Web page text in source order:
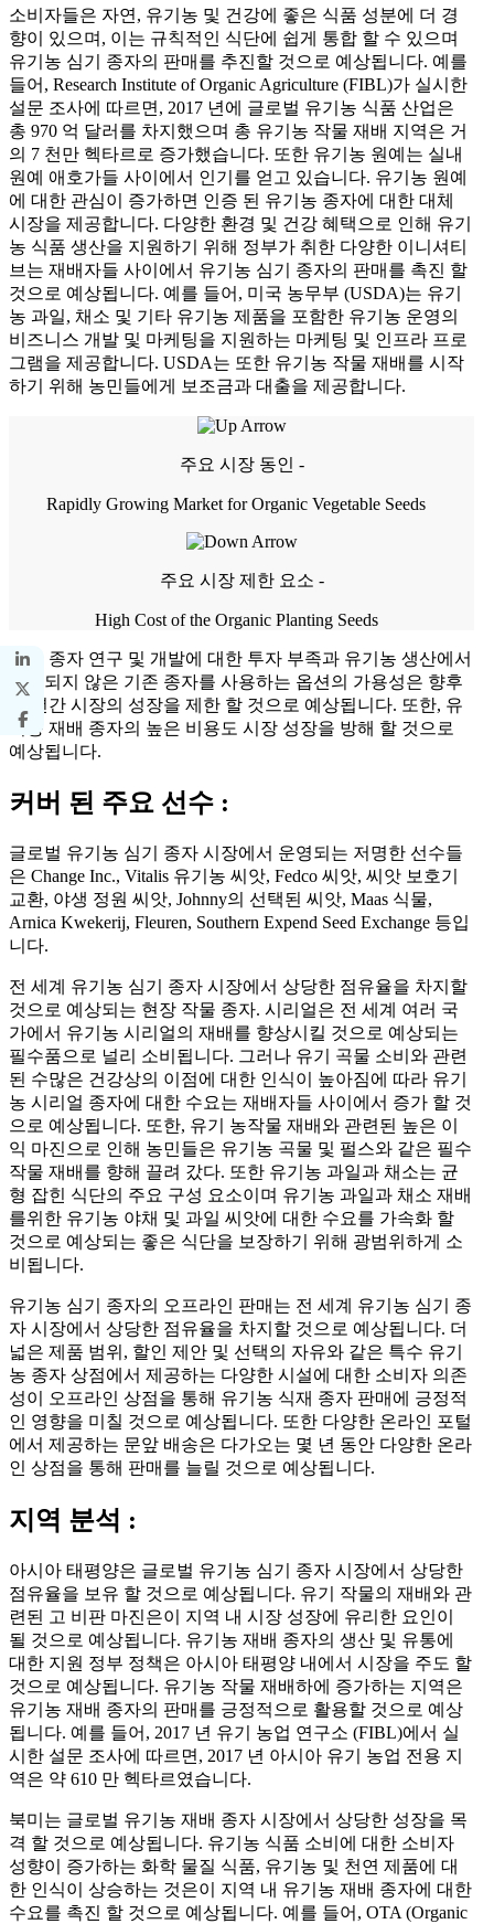
소비자들은 자연, 유기농 및 건강에 좋은 식품 성분에 더 경
향이 있으며, 이는 규칙적인 식단에 쉽게 통합 할 수 있으며
유기농 심기 종자의 판매를 추진할 것으로 예상됩니다. 예를
들어, Research Institute of Organic Agriculture (FIBL)가 실시한
설문 조사에 따르면, 2017 년에 글로벌 유기농 식품 산업은
총 970 억 달러를 차지했으며 총 유기농 작물 재배 지역은 거
의 7 천만 헥타르로 증가했습니다. 또한 유기농 원예는 실내
원예 애호가들 사이에서 인기를 얻고 있습니다. 유기농 원예
에 대한 관심이 증가하면 인증 된 유기농 종자에 대한 대체
시장을 제공합니다. 다양한 환경 및 건강 혜택으로 인해 유기
농 식품 생산을 지원하기 위해 정부가 취한 다양한 이니셔티
브는 재배자들 사이에서 유기농 심기 종자의 판매를 촉진 할
것으로 예상됩니다. 예를 들어, 미국 농무부 (USDA)는 유기
농 과일, 채소 및 기타 유기농 제품을 포함한 유기농 운영의
비즈니스 개발 및 마케팅을 지원하는 마케팅 및 인프라 프로
그램을 제공합니다. USDA는 또한 유기농 작물 재배를 시작
하기 위해 농민들에게 보조금과 대출을 제공합니다.
주요 시장 동인 -
Rapidly Growing Market for Organic Vegetable Seeds
주요 시장 제한 요소 -
High Cost of the Organic Planting Seeds
유기 종자 연구 및 개발에 대한 투자 부족과 유기농 생산에서
처리되지 않은 기존 종자를 사용하는 옵션의 가용성은 향후
몇 년간 시장의 성장을 제한 할 것으로 예상됩니다. 또한, 유
기농 재배 종자의 높은 비용도 시장 성장을 방해 할 것으로
예상됩니다.
커버 된 주요 선수 :
글로벌 유기농 심기 종자 시장에서 운영되는 저명한 선수들
은 Change Inc., Vitalis 유기농 씨앗, Fedco 씨앗, 씨앗 보호기
교환, 야생 정원 씨앗, Johnny의 선택된 씨앗, Maas 식물,
Arnica Kwekerij, Fleuren, Southern Expend Seed Exchange 등입
니다.
전 세계 유기농 심기 종자 시장에서 상당한 점유율을 차지할
것으로 예상되는 현장 작물 종자. 시리얼은 전 세계 여러 국
가에서 유기농 시리얼의 재배를 향상시킬 것으로 예상되는
필수품으로 널리 소비됩니다. 그러나 유기 곡물 소비와 관련
된 수많은 건강상의 이점에 대한 인식이 높아짐에 따라 유기
농 시리얼 종자에 대한 수요는 재배자들 사이에서 증가 할 것
으로 예상됩니다. 또한, 유기 농작물 재배와 관련된 높은 이
익 마진으로 인해 농민들은 유기농 곡물 및 펄스와 같은 필수
작물 재배를 향해 끌려 갔다. 또한 유기농 과일과 채소는 균
형 잡힌 식단의 주요 구성 요소이며 유기농 과일과 채소 재배
를위한 유기농 야채 및 과일 씨앗에 대한 수요를 가속화 할
것으로 예상되는 좋은 식단을 보장하기 위해 광범위하게 소
비됩니다.
유기농 심기 종자의 오프라인 판매는 전 세계 유기농 심기 종
자 시장에서 상당한 점유율을 차지할 것으로 예상됩니다. 더
넓은 제품 범위, 할인 제안 및 선택의 자유와 같은 특수 유기
농 종자 상점에서 제공하는 다양한 시설에 대한 소비자 의존
성이 오프라인 상점을 통해 유기농 식재 종자 판매에 긍정적
인 영향을 미칠 것으로 예상됩니다. 또한 다양한 온라인 포털
에서 제공하는 문앞 배송은 다가오는 몇 년 동안 다양한 온라
인 상점을 통해 판매를 늘릴 것으로 예상됩니다.
지역 분석 :
아시아 태평양은 글로벌 유기농 심기 종자 시장에서 상당한
점유율을 보유 할 것으로 예상됩니다. 유기 작물의 재배와 관
련된 고 비판 마진은이 지역 내 시장 성장에 유리한 요인이
될 것으로 예상됩니다. 유기농 재배 종자의 생산 및 유통에
대한 지원 정부 정책은 아시아 태평양 내에서 시장을 주도 할
것으로 예상됩니다. 유기농 작물 재배하에 증가하는 지역은
유기농 재배 종자의 판매를 긍정적으로 활용할 것으로 예상
됩니다. 예를 들어, 2017 년 유기 농업 연구소 (FIBL)에서 실
시한 설문 조사에 따르면, 2017 년 아시아 유기 농업 전용 지
역은 약 610 만 헥타르였습니다.
북미는 글로벌 유기농 재배 종자 시장에서 상당한 성장을 목
격 할 것으로 예상됩니다. 유기농 식품 소비에 대한 소비자
성향이 증가하는 화학 물질 식품, 유기농 및 천연 제품에 대
한 인식이 상승하는 것은이 지역 내 유기농 재배 종자에 대한
수요를 촉진 할 것으로 예상됩니다. 예를 들어, OTA (Organic